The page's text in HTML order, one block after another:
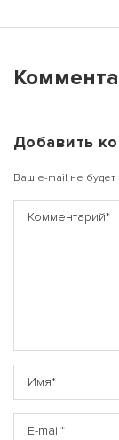
Добавить
Ваш e-mail не будет